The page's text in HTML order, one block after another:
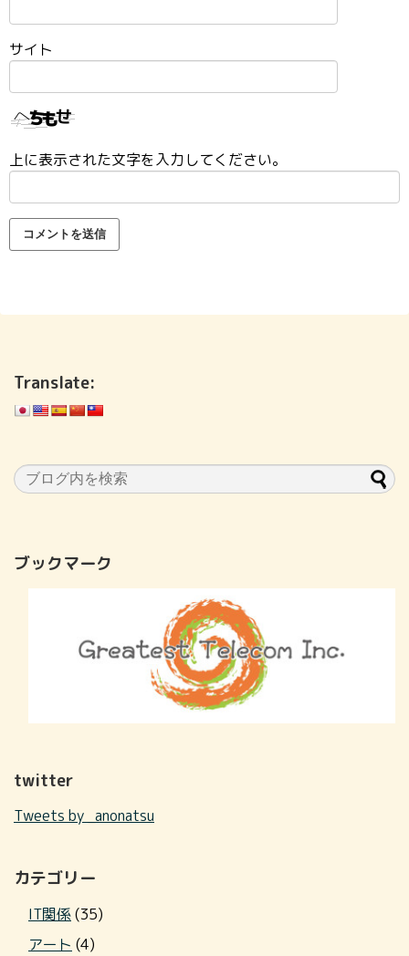
サイト
上に表示された文字を入力してください。
Translate:
ブックマーク
twitter
Tweets by _anonatsu
カテゴリー
IT関係(35)
アート (4)